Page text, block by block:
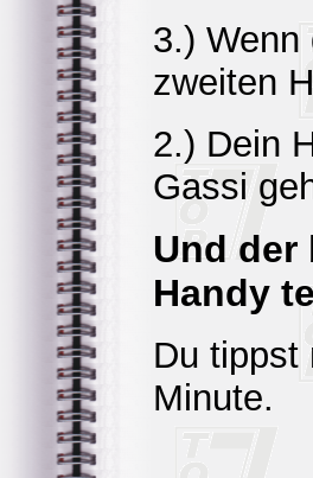
3.)
zweiten
2.) Dein
Gassi
Und der
Handy
Du tippst
Minute.